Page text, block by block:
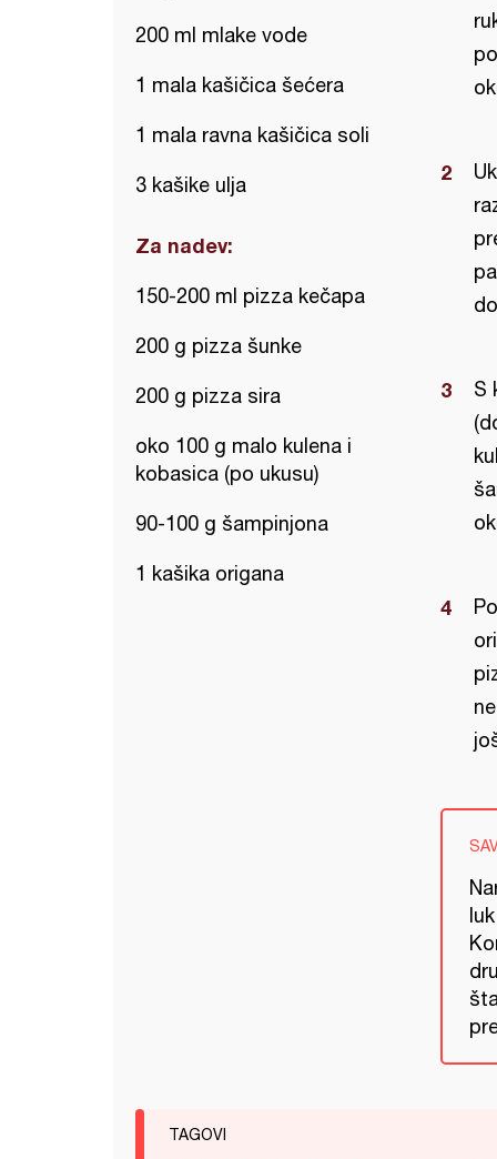
200 ml mlake vode
1 mala kašičica šećera
1 mala ravna kašičica soli
3 kašike ulja
Za nadev:
150-200 ml pizza kečapa
200 g pizza šunke
200 g pizza sira
oko 100 g malo kulena i
kobasica (po ukusu)
90-100 g šampinjona
1 kašika origana
S
TAGOVI